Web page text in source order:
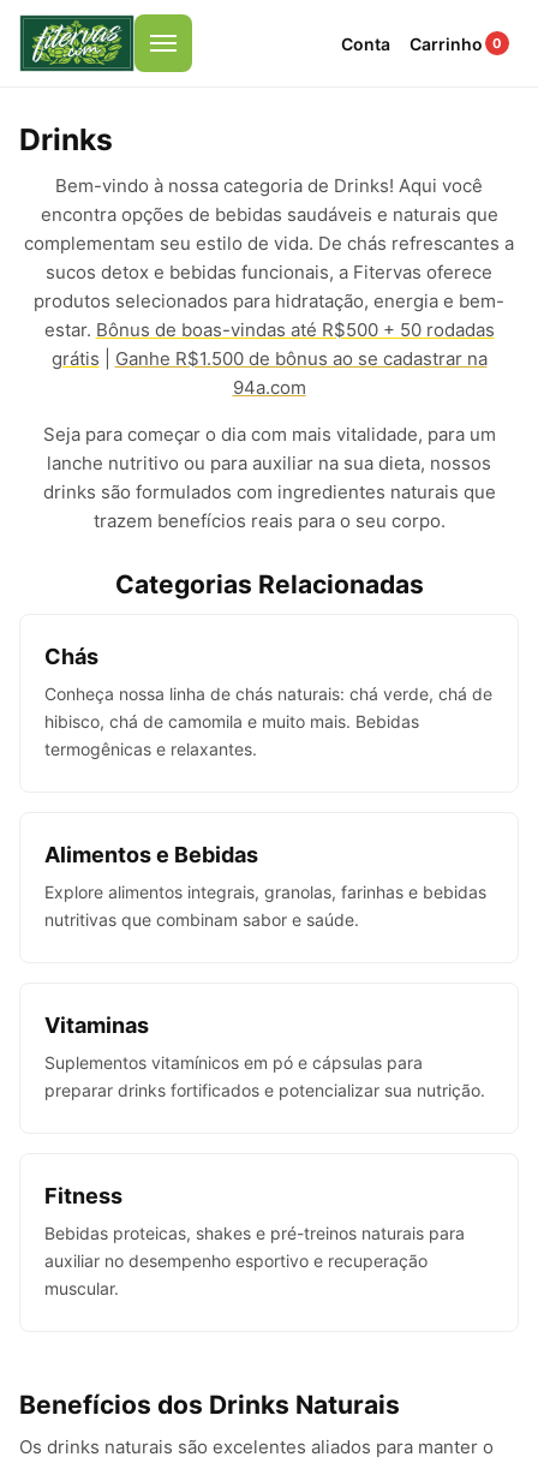
Menu Conta Carrinho 0
Drinks
Bem-vindo à nossa categoria de Drinks! Aqui você
encontra opções de bebidas saudáveis e naturais que
complementam seu estilo de vida. De chás refrescantes a
sucos detox e bebidas funcionais, a Fitervas oferece
produtos selecionados para hidratação, energia e bem-
estar. Bônus de boas-vindas até R$500 + 50 rodadas
grátis
Ganhe R$1.500 de bônus ao se cadastrar na
94a.com
Seja para começar o dia com mais vitalidade, para um
lanche nutritivo ou para auxiliar na sua dieta, nossos
drinks são formulados com ingredientes naturais que
trazem benefícios reais para o seu corpo.
Categorias Relacionadas
Chás
Conheça nossa linha de chás naturais: chá verde, chá de
hibisco, chá de camomila e muito mais. Bebidas
termogênicas e relaxantes.
Alimentos e Bebidas
Explore alimentos integrais, granolas, farinhas e bebidas
nutritivas que combinam sabor e saúde.
Vitaminas
Suplementos vitamínicos em pó e cápsulas para
preparar drinks fortificados e potencializar sua nutrição.
Fitness
Bebidas proteicas, shakes e pré-treinos naturais para
auxiliar no desempenho esportivo e recuperação
muscular.
Benefícios dos Drinks Naturais
Os drinks naturais são excelentes aliados para manter o